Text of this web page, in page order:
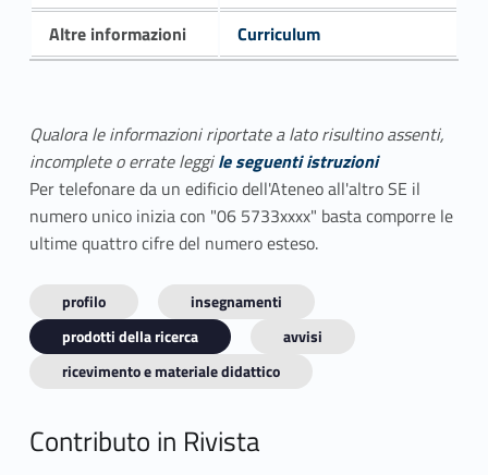
Altre informazioni
Curriculum
Qualora le informazioni riportate a lato risultino assenti,
incomplete o errate leggile seguenti istruzioni
Per telefonare da un edificio dell'Ateneo all'altro SE il
numero unico inizia con "06 5733xxxx" basta comporre le
ultime quattro cifre del numero esteso.
profilo
insegnamenti
prodotti della ricerca
avvisi
ricevimento e materiale didattico
Contributo in Rivista